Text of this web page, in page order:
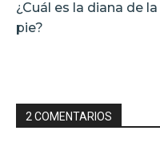
¿Cuál es la diana de
pie?
2 COMENTARIOS